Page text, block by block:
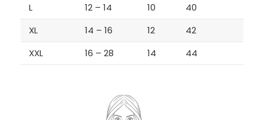
L
12 – 14 10
40
XL
14 – 16 12
42
XXL
16 – 28 14 44